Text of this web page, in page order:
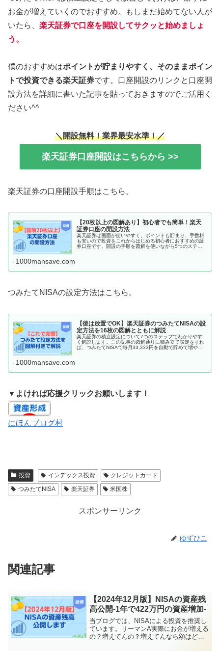
お金が増えていくのでおすすめ。もしまだ始めてない人が
いたら、 楽天証券で口座を開設してサクッと始めましょ
う。
僕のおすすめはポイントが貯まりやすく、そのままポイン
トで投資できる楽天証券です。口座開設のリンクと口座開
設方法を詳細に書いた記事を貼っておきますのでご活用く
ださい^^
＼開設無料！業界最安水準！／
楽天証券口座開設はこちらから >>
楽天証券の口座開設手順はこちら。
【20枚以上の図解あり】初心者でも簡単！楽天
証券口座の開設方法
楽天証券は画面が使いやすく、ポイントも貯まり、手数料
も安いので投資をこれからはじめる初心者におすすめの証
券口座です。開設の手順を図解を使いながら5つのステッ
1000mansave.com
つみたてNISAの設定方法はこちら。
【後は放置でOK】楽天証券のつみたてNISAの設
定方法を16枚の図解とともに解説
楽天証券の積立設定について7つのステップでわかりやす
く解説します。この記事の図解通りに積み立て設定をすれ
ば、つみたてNISAで毎月33,333円を自動で貯めて増やす
1000mansave.com
▼よければ応援クリックお願いします！
にほんブログ村
投資 インデックス投資
クレジットカード
つみたてNISA
楽天証券 米国株
スポンサーリンク
ゆずひこ
関連記事
【2024年12月版】NISAの資産残
高公開-1年で422万円の資産増加-
当ブログでは、NISAによる投資を推奨し
ています。リーマンA実際にお金が増える
の？増えてんの？増えてんなら額はどん